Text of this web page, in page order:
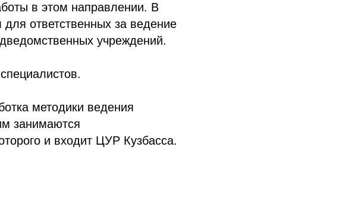
в этом направлении. В
ответственных за ведение
учреждений.
методики ведения
занимаются
и входит ЦУР Кузбасса.